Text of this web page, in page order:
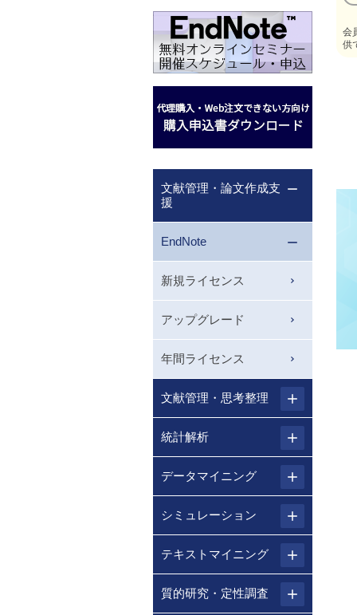
会
供
文献管理・論文作成支
援
EndNote
新規ライセンス
アップグレード
年間ライセンス
文献管理・思考整理
統計解析
データマイニング
シミュレーション
テキストマイニング
質的研究・定性調査